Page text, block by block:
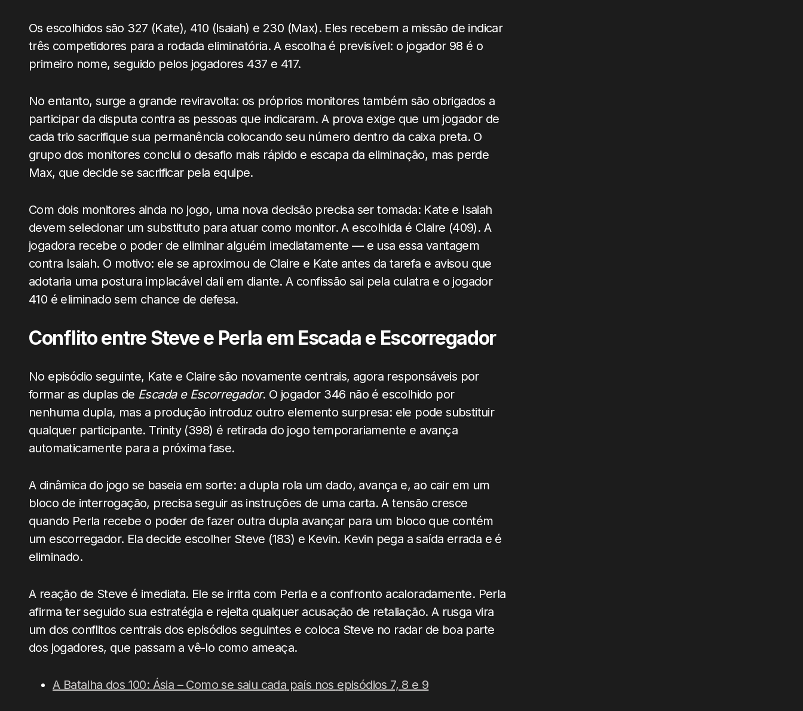
Os escolhidos são 327 (Kate), 410 (Isaiah) e 230 (Max). Eles recebem a missão de indicar
três competidores para a rodada eliminatória. A escolha é previsível: o jogador 98 é o
primeiro nome, seguido pelos jogadores 437 e 417.
No entanto, surge a grande reviravolta: os próprios monitores também são obrigados a
participar da disputa contra as pessoas que indicaram. A prova exige que um jogador de
cada trio sacrifique sua permanência colocando seu número dentro da caixa preta. O
grupo dos monitores conclui o desafio mais rápido e escapa da eliminação, mas perde
Max, que decide se sacrificar pela equipe.
Com dois monitores ainda no jogo, uma nova decisão precisa ser tomada: Kate e Isaiah
devem selecionar um substituto para atuar como monitor. A escolhida é Claire (409). A
jogadora recebe o poder de eliminar alguém imediatamente — e usa essa vantagem
contra Isaiah. O motivo: ele se aproximou de Claire e Kate antes da tarefa e avisou que
adotaria uma postura implacável dali em diante. A confissão sai pela culatra e o jogador
410 é eliminado sem chance de defesa.
Conflito entre Steve e Perla em Escada e Escorregador
No episódio seguinte, Kate e Claire são novamente centrais, agora responsáveis por
formar as duplas de Escada e Escorregador. O jogador 346 não é escolhido por
nenhuma dupla, mas a produção introduz outro elemento surpresa: ele pode substituir
qualquer participante. Trinity (398) é retirada do jogo temporariamente e avança
automaticamente para a próxima fase.
A dinâmica do jogo se baseia em sorte: a dupla rola um dado, avança e, ao cair em um
bloco de interrogação, precisa seguir as instruções de uma carta. A tensão cresce
quando Perla recebe o poder de fazer outra dupla avançar para um bloco que contém
um escorregador. Ela decide escolher Steve (183) e Kevin. Kevin pega a saída errada e é
eliminado.
A reação de Steve é imediata. Ele se irrita com Perla e a confronto acaloradamente. Perla
afirma ter seguido sua estratégia e rejeita qualquer acusação de retaliação. A rusga vira
um dos conflitos centrais dos episódios seguintes e coloca Steve no radar de boa parte
dos jogadores, que passam a vê-lo como ameaça.
A Batalha dos 100: Ásia – Como se saiu cada país nos episódios 7, 8 e 9